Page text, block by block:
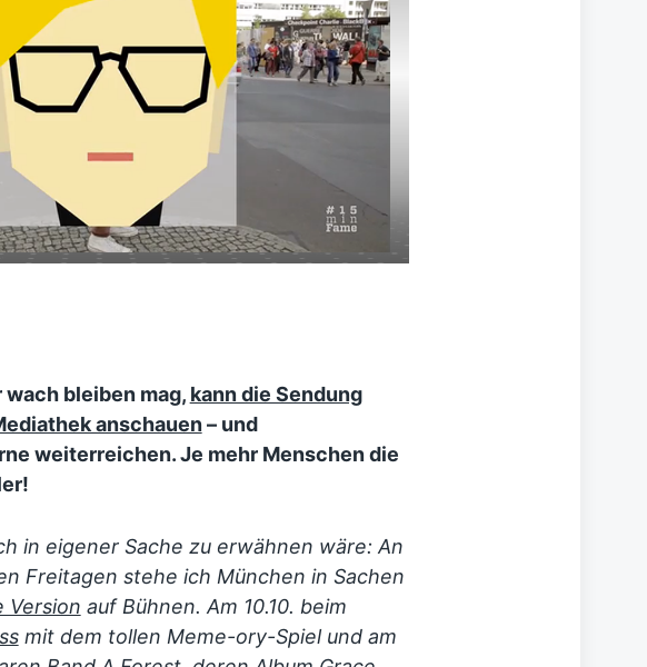
bleiben mag, kann die Sendung
anschauen– und
weiterreichen. Je mehr Menschen die
in eigener Sache zu erwähnen wäre: An
Freitagen stehe ich München in Sachen
Version auf Bühnen. Am 10.10. beim
mit dem tollen Meme-ory-Spiel und am